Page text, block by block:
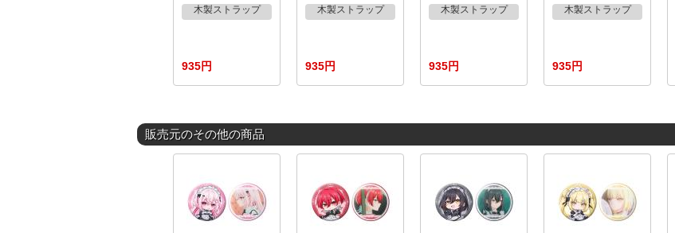
木製ストラップ
935円
木製ストラップ
935円
木製ストラップ
935円
木製ストラップ
935円
販売元のその他の商品